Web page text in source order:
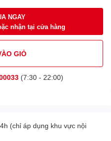
NGAY
nhận tại cửa hàng
GIỎ
(7:30 - 22:00)
(chỉ áp dụng khu vực nội